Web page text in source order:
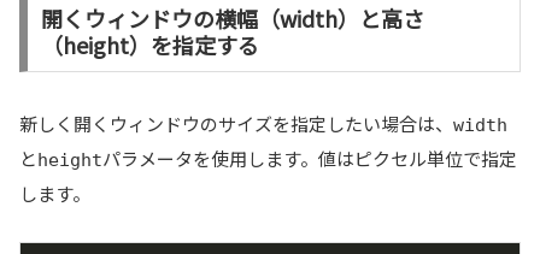
開くウィンドウの横幅（width）と高さ
（height）を指定する
新しく開くウィンドウのサイズを指定したい場合は、 width
とheightパラメータを使用します。値はピクセル単位で指定
します。